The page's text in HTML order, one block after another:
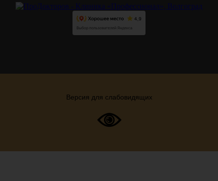
Версия для слабовидящих